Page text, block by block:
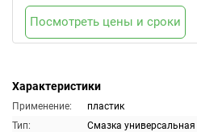
Характеристики
Применение:
пластик
Тип:
Смазка универсальная
Посмотреть цены и сроки